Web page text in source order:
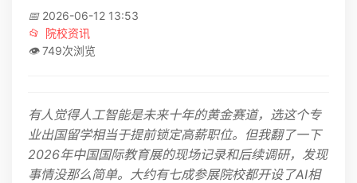
📅 2026-06-12 13:53
📂
院校资讯
👁️ 749次浏览
有人觉得人工智能是未来十年的黄金赛道，选这个专
业出国留学相当于提前锁定高薪职位。但我翻了一下
2026年中国国际教育展的现场记录和后续调研，发现
事情没那么简单。大约有七成参展院校都开设了AI相